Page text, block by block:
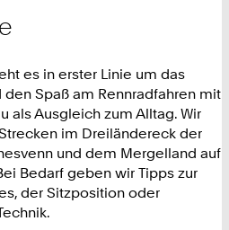
es in erster Linie um das
Spaß am Rennradfahren mit
als Ausgleich zum Alltag. Wir
im Dreiländereck der
und dem Mergelland auf
Bedarf geben wir Tipps zur
der Sitzposition oder